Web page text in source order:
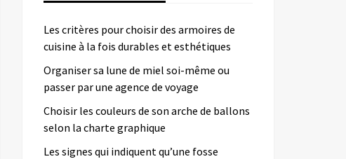
Les critères pour choisir des armoires de
cuisine à la fois durables et esthétiques
Organiser sa lune de miel soi-même ou
passer par une agence de voyage
Choisir les couleurs de son arche de ballons
selon la charte graphique
Les signes qui indiquent qu’une fosse